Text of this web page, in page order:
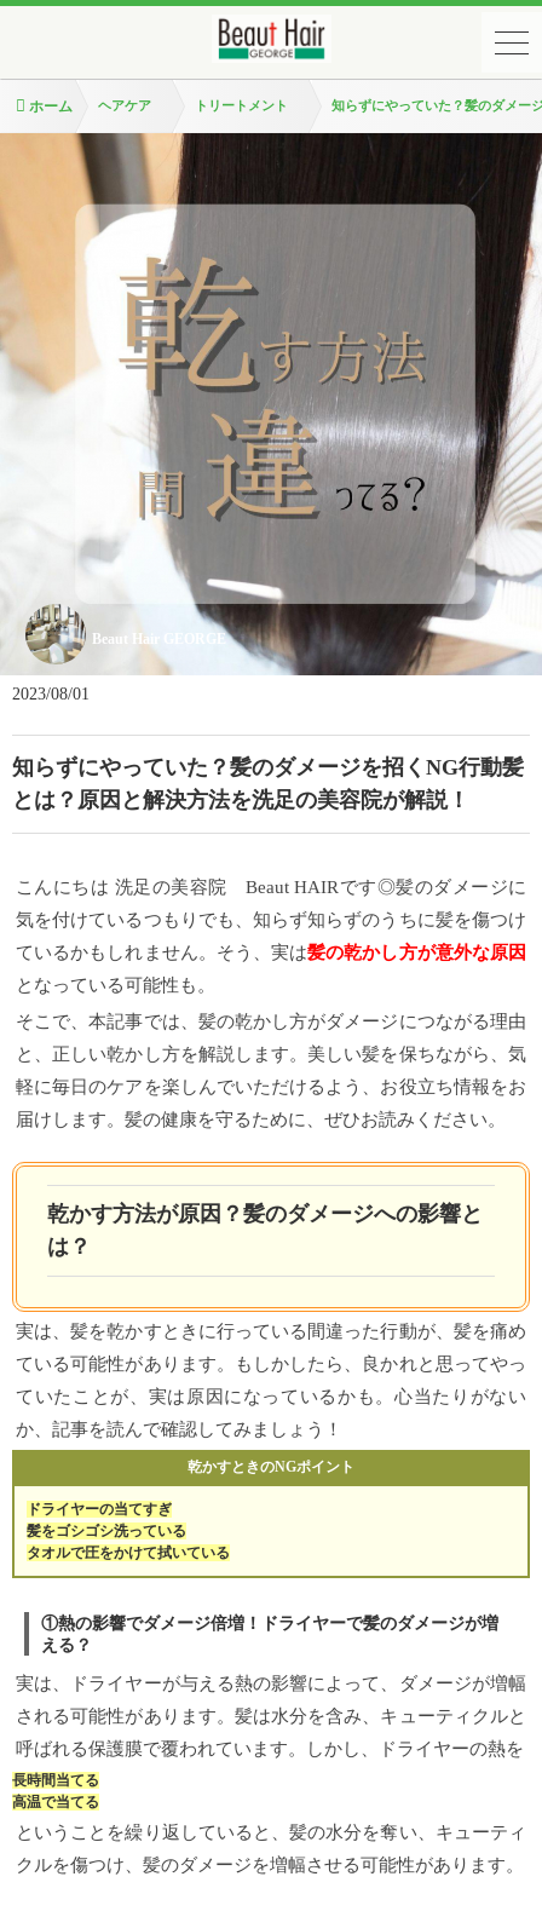
ホーム ヘアケア トリートメント 知らずにやっていた？髪のダメー
Beaut Hair GEORGE
2023/08/01
知らずにやっていた？髪のダメージを招くNG行動髪
とは？原因と解決方法を洗足の美容院が解説！
こんにちは 洗足の美容院 Beaut HAIRです◎髪のダメージに
気を付けているつもりでも、知らず知らずのうちに髪を傷つけ
ているかもしれません。そう、実は髪の乾かし方が意外な原因
となっている可能性も。
そこで、本記事では、髪の乾かし方がダメージにつながる理由
と、正しい乾かし方を解説します。美しい髪を保ちながら、気
軽に毎日のケアを楽しんでいただけるよう、お役立ち情報をお
届けします。髪の健康を守るために、ぜひお読みください。
乾かす方法が原因？髪のダメージへの影響と
は？
実は、髪を乾かすときに行っている間違った行動が、髪を痛め
ている可能性があります。もしかしたら、良かれと思ってやっ
ていたことが、実は原因になっているかも。心当たりがない
か、記事を読んで確認してみましょう！
乾かすときのNGポイント
ドライヤーの当てすぎ
髪をゴシゴシ洗っている
タオルで圧をかけて拭いている
①熱の影響でダメージ倍増！ドライヤーで髪のダメージが増
える？
実は、ドライヤーが与える熱の影響によって、ダメージが増幅
される可能性があります。髪は水分を含み、キューティクルと
呼ばれる保護膜で覆われています。しかし、ドライヤーの熱を
長時間当てる
高温で当てる
ということを繰り返していると、髪の水分を奪い、キューティ
クルを傷つけ、髪のダメージを増幅させる可能性があります。